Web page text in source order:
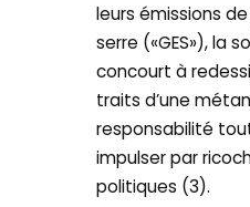
leurs émissions
serre («GES»), la
concourt à
traits d’une
responsabilité
impulser par
politiques (3).